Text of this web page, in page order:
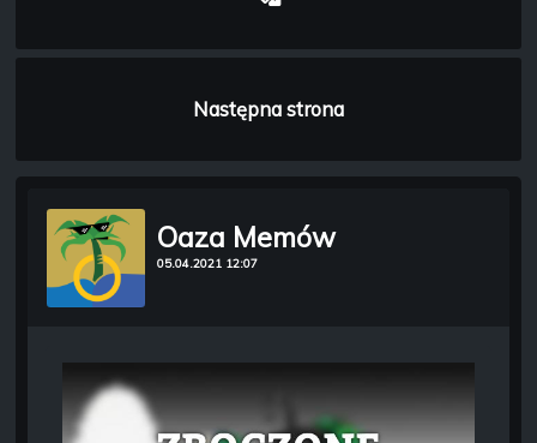
Następna strona
Oaza Memów
05.04.2021 12:07